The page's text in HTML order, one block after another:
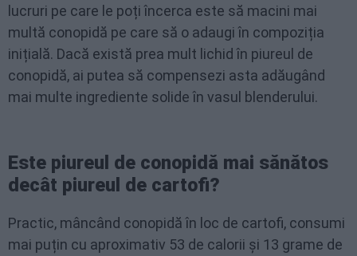
lucruri pe care le poți încerca este să macini mai
multă conopidă pe care să o adaugi în compoziția
inițială. Dacă există prea mult lichid în piureul de
conopidă, ai putea să compensezi asta adăugând
mai multe ingrediente solide în vasul blenderului.
Este piureul de conopidă mai sănătos
decât piureul de cartofi?
Practic, mâncând conopidă în loc de cartofi, consumi
mai puțin cu aproximativ 53 de calorii și 13 grame de